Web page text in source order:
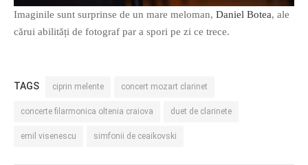
Imaginile sunt surprinse de un mare meloman, Daniel Botea, ale
cărui abilități de fotograf par a spori pe zi ce trece.
TAGS ciprin melente concert mozart clarinet
concerte filarmonica oltenia craiova duet de clarinete
emil visenescu simfonii de ceaikovski